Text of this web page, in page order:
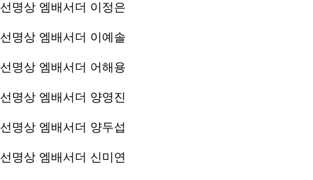
선명상 엠배서더 이정은
선명상 엠배서더 이예솔
선명상 엠배서더 어해용
선명상 엠배서더 양영진
선명상 엠배서더 양두섭
선명상 엠배서더 신미연